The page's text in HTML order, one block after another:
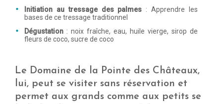
Initiation au tressage des palmes : Apprendre les
bases de ce tressage traditionnel
Dégustation : noix fraîche, eau, huile vierge, sirop de
fleurs de coco, sucre de coco
Le Domaine de la Pointe des Châteaux,
lui, peut se visiter sans réservation et
permet aux grands comme aux petits se